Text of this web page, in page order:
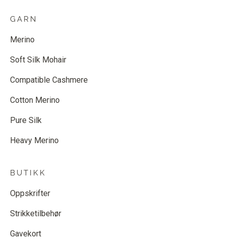
GARN
Merino
Soft Silk Mohair
Compatible Cashmere
Cotton Merino
Pure Silk
Heavy Merino
BUTIKK
Oppskrifter
Strikketilbehør
Gavekort